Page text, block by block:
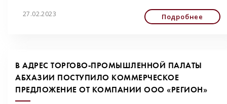
27.02.2023 Подробнее
В АДРЕС ТОРГОВО-ПРОМЫШЛЕННОЙ ПАЛАТЫ
АБХАЗИИ ПОСТУПИЛО КОММЕРЧЕСКОЕ
ПРЕДЛОЖЕНИЕ ОТ КОМПАНИИ ООО «РЕГИОН»